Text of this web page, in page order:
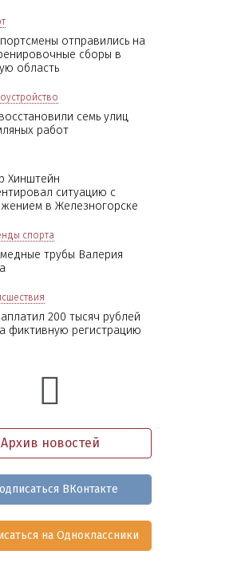
отправились на
сборы в
область
семь улиц
работ
Хинштейн
ситуацию с
в Железногорске
спорта
трубы Валерия
200 тысяч рублей
фиктивную регистрацию
Архив новостей
ВКонтакте
на Одноклассники